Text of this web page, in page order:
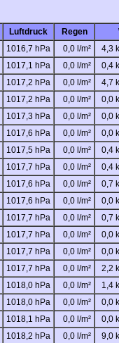
Luftdruck Regen
1016,7 hPa 0,0 l/m²
4,3
1017,1 hPa 0,0 l/m²
0,4
1017,2 hPa 0,0 l/m²
4,7
1017,2 hPa 0,0 l/m²
0,0
1017,3 hPa 0,0 l/m²
0,0
1017,6 hPa 0,0 l/m²
0,0
1017,5 hPa 0,0 l/m²
0,4
1017,7 hPa 0,0 l/m²
0,4
1017,6 hPa 0,0 l/m²
0,7
1017,6 hPa 0,0 l/m²
0,0
1017,7 hPa 0,0 l/m²
0,7
1017,7 hPa 0,0 l/m²
0,0
1017,7 hPa 0,0 l/m²
0,0
1017,7 hPa 0,0 l/m²
2,2
1018,0 hPa 0,0 l/m²
1,4
1018,0 hPa 0,0 l/m²
0,0
1018,1 hPa 0,0 l/m²
0,0
1018,2 hPa 0,0 l/m²
9,0